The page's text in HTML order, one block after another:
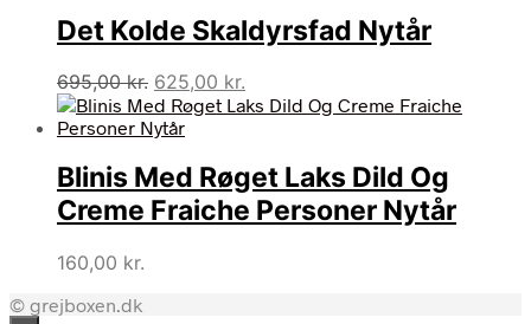
Det Kolde Skaldyrsfad Nytår
695,00kr. Den
oprindelige
pris
695,00 kr..
625,00 kr.
aktuelle
625,00 kr..
Blinis Med Røget Laks Dild Og
Creme Fraiche Personer Nytår
160,00 kr.
© grejboxen.dk